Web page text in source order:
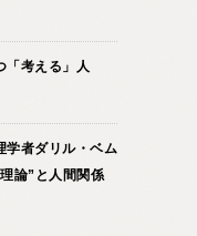
「考える」人
学者ダリル・ベム
論”と人間関係